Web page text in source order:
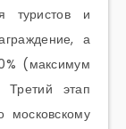
туристов и
а
(максимум
этап
московскому